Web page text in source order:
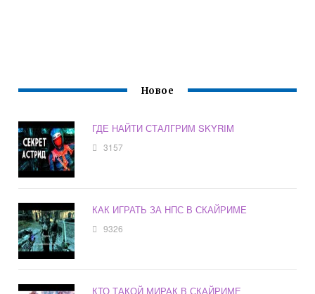
Новое
ГДЕ НАЙТИ СТАЛГРИМ SKYRIM
3157
КАК ИГРАТЬ ЗА НПС В СКАЙРИМЕ
9326
КТО ТАКОЙ МИРАК В СКАЙРИМЕ